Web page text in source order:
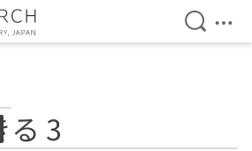
Open
る 3